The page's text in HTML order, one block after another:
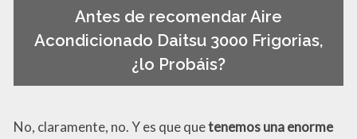
Antes de recomendar Aire
Acondicionado Daitsu 3000 Frigorias,
¿lo Probáis?
No, claramente, no. Y es que quetenemos una enorme